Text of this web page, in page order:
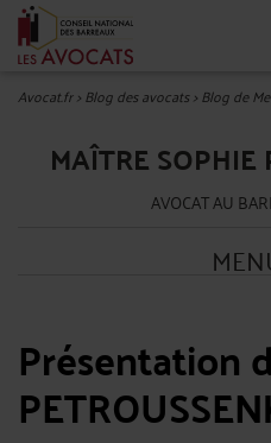
Avocat.fr>Blog des avocats>Blog de
MAÎTRE SOPHIE
AVOCAT AU
Présentation